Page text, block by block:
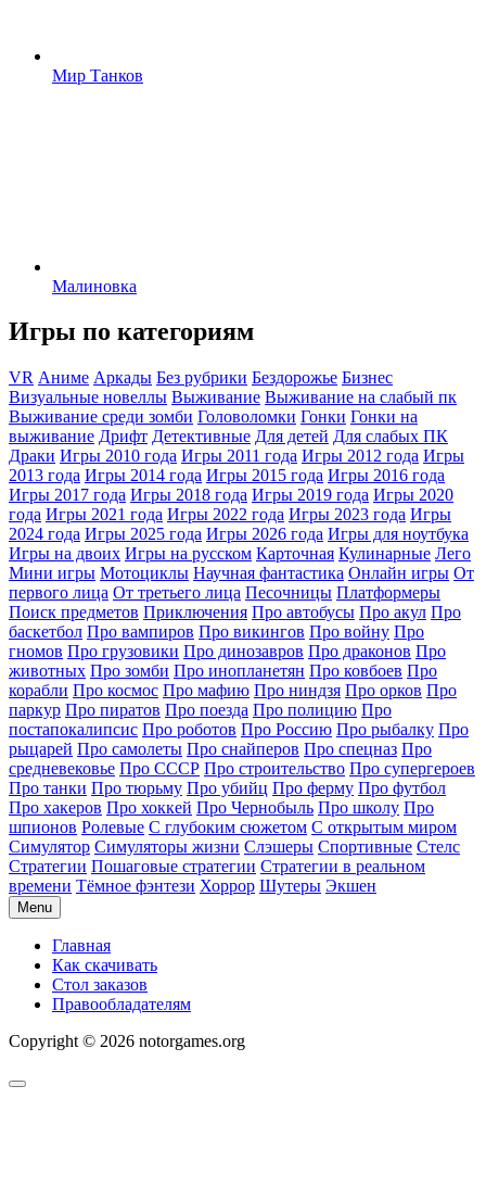
Мир Танков
Малиновка
Игры по категориям
VR Аниме Аркады Без рубрики Бездорожье Бизнес
Визуальные новеллы Выживание Выживание на слабый пк
Выживание среди зомби Головоломки Гонки Гонки на
выживание Дрифт Детективные Для детей Для слабых ПК
Драки Игры 2010 года Игры 2011 года Игры 2012 года Игры
2013 года Игры 2014 года Игры 2015 года Игры 2016 года
Игры 2017 года Игры 2018 года Игры 2019 года Игры 2020
года Игры 2021 года Игры 2022 года Игры 2023 года Игры
2024 года Игры 2025 года Игры 2026 года Игры для ноутбука
Игры на двоих Игры на русском Карточная Кулинарные Лего
Мини игры Мотоциклы Научная фантастика Онлайн игры От
первого лица От третьего лица Песочницы Платформеры
Поиск предметов Приключения Про автобусы Про акул Про
баскетбол Про вампиров Про викингов Про войну Про
гномов Про грузовики Про динозавров Про драконов Про
животных Про зомби Про инопланетян Про ковбоев Про
корабли Про космос Про мафию Про ниндзя Про орков Про
паркур Про пиратов Про поезда Про полицию Про
постапокалипсис Про роботов Про Россию Про рыбалку Про
рыцарей Про самолеты Про снайперов Про спецназ Про
средневековье Про СССР Про строительство Про супергероев
Про танки Про тюрьму Про убийц Про ферму Про футбол
Про хакеров Про хоккей Про Чернобыль Про школу Про
шпионов Ролевые С глубоким сюжетом С открытым миром
Симулятор Симуляторы жизни Слэшеры Спортивные Стелс
Стратегии Пошаговые стратегии Стратегии в реальном
времени Тёмное фэнтези Хоррор Шутеры Экшен
Menu
Главная
Как скачивать
Стол заказов
Правообладателям
Copyright © 2026 notorgames.org
Scroll